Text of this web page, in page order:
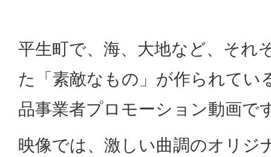
平生町で、海、大地など、それ
た「素敵なもの」が作られてい
品事業者プロモーション動画で
映像では、激しい曲調のオリジ